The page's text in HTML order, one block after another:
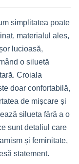
simplitatea poate
materialul ales,
lucioasă,
o siluetă
Croiala
doar confortabilă,
de mișcare și
silueta fără a o
sunt detaliul care
și feminitate,
statement.